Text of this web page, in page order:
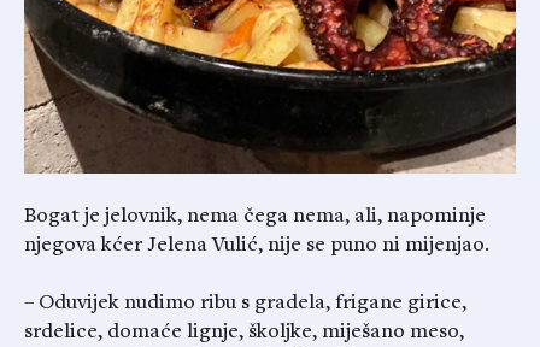
Bogat je jelovnik, nema čega nema, ali, napominje
njegova kćer Jelena Vulić, nije se puno ni mijenjao.
– Oduvijek nudimo ribu s gradela, frigane girice,
srdelice, domaće lignje, školjke, miješano meso,